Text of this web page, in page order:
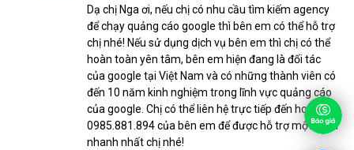
Dạ chị Nga ơi, nếu chị có nhu cầu tìm kiếm agency
để chạy quảng cáo google thì bên em có thể hỗ trợ
chị nhé! Nếu sử dụng dịch vụ bên em thì chị có thể
hoàn toàn yên tâm, bên em hiện đang là đối tác
của google tại Việt Nam và có những thành viên có
đến 10 năm kinh nghiệm trong lĩnh vực quảng cáo
của google. Chị có thể liên hệ trực tiếp đến hotline
0985.881.894 của bên em để được hỗ trợ một cách
nhanh nhất chị nhé!